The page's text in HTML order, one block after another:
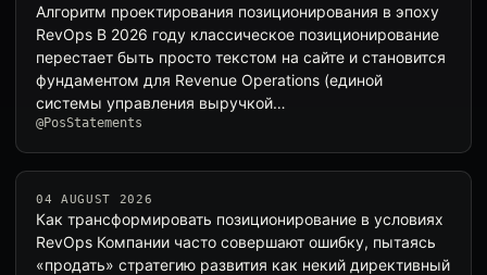
Алгоритм проектирования позиционирования в эпоху
RevOps В 2026 году классическое позиционирование
перестает быть просто текстом на сайте и становится
фундаментом для Revenue Operations (единой
системы управления выручкой…
@PosStatements
04 AUGUST 2026
Как трансформировать позиционирование в условиях
RevOps Компании часто совершают ошибку, пытаясь
«продать» стратегию развития как некий директивный